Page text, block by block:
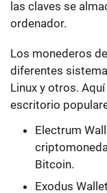
las claves se
ordenador.
Los monederos
diferentes
Linux y otros.
escritorio
Electrum
Bitcoin.
Exodus